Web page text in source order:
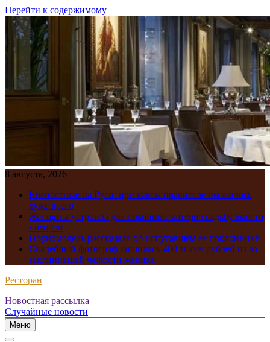
Перейти к содержимому
8 августа, 2026
Крепостные на Руси: при каком правителе им жилось
хуже всего
Женщина устроила для покойной матери свадьбу вместо
похорон
Порномодель рассказала об испугавшем ее поклоннике
Свадебный фотограф лишилась 400 тысяч рублей из-за
заклинившей челюсти жениха
Ресторан
Новостная рассылка
Случайные новости
Меню